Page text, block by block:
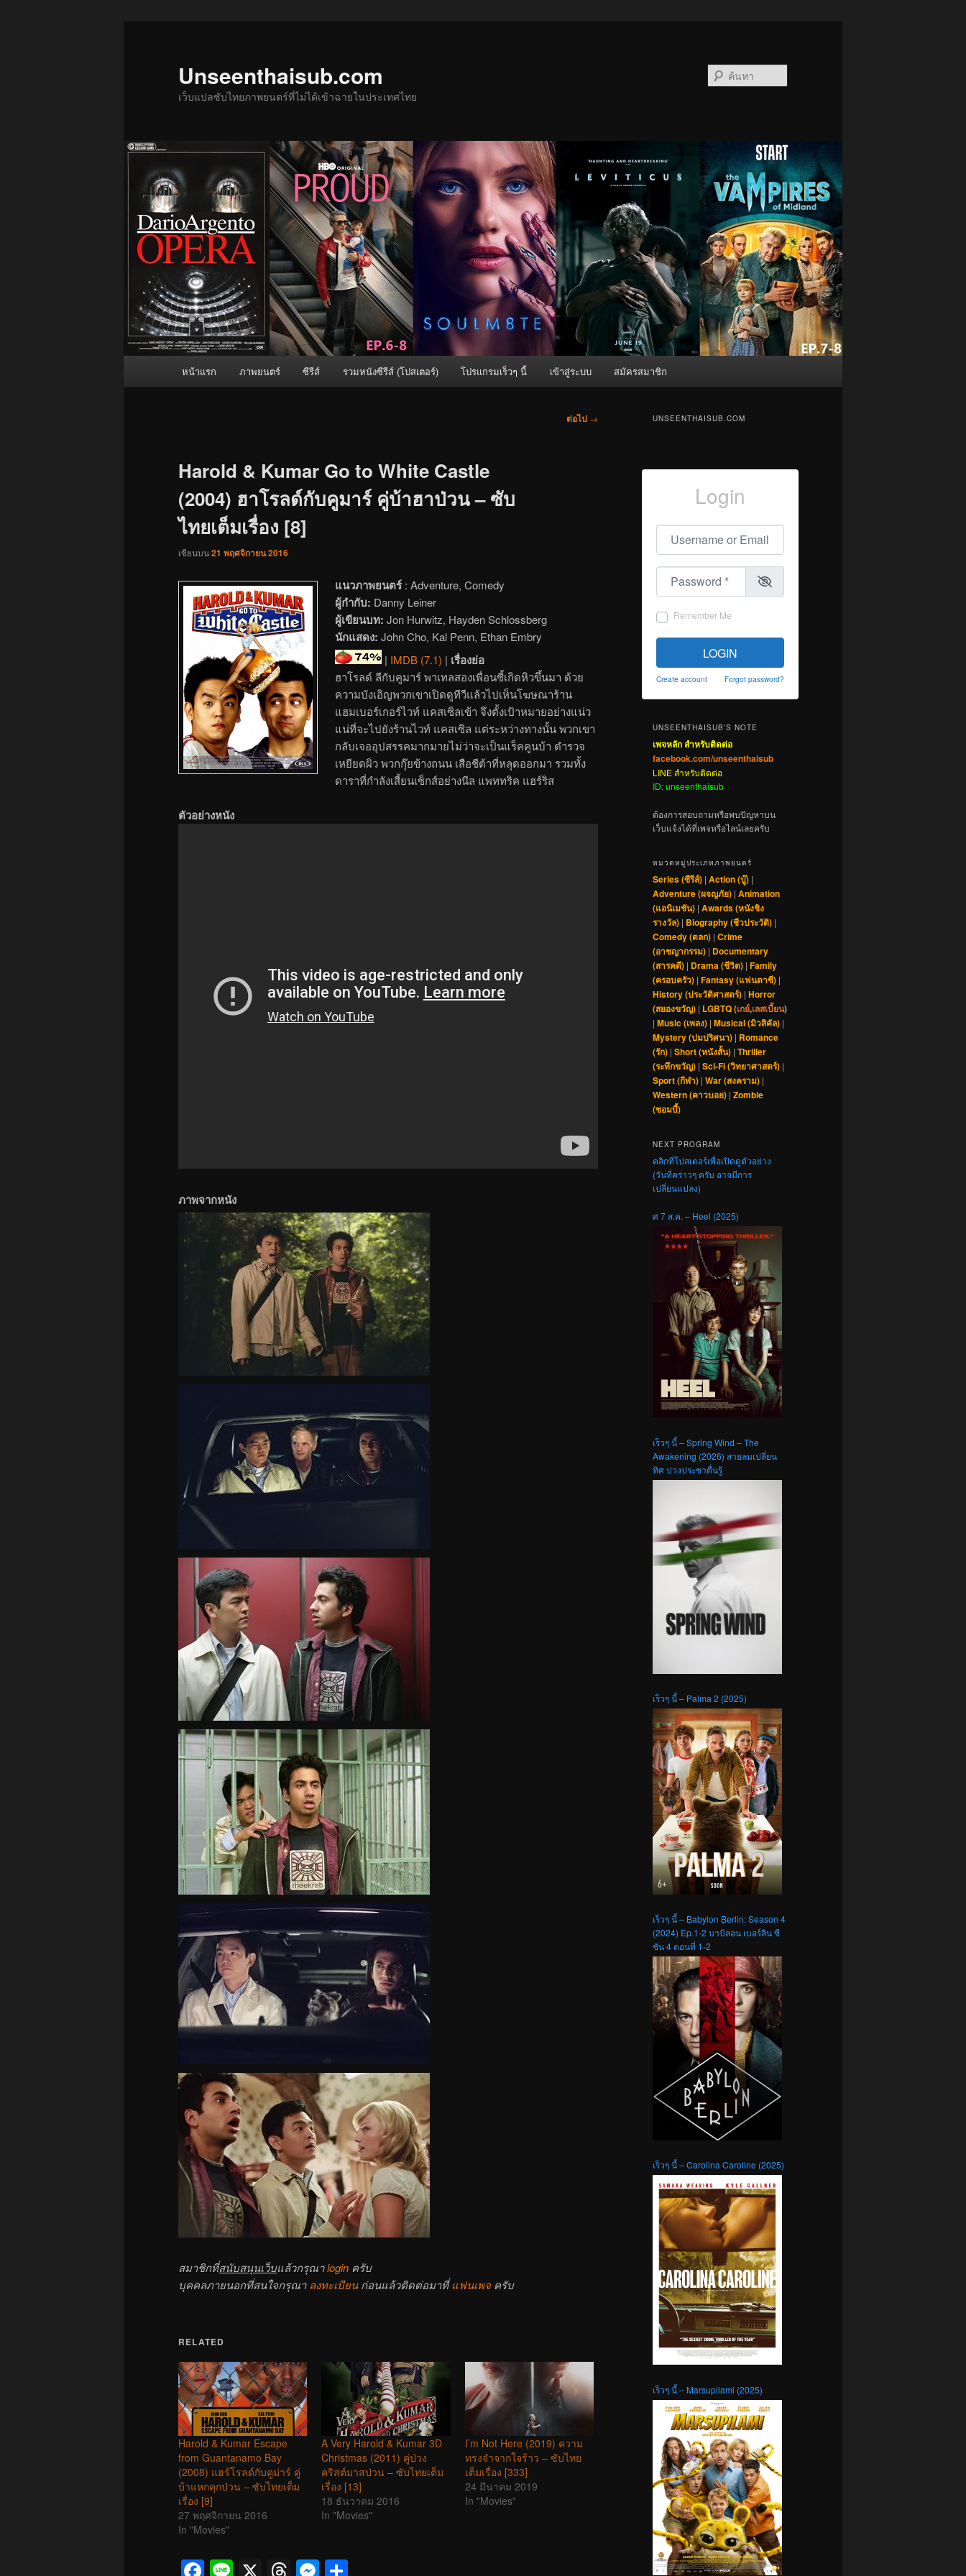
Unseenthaisub.com
เว็บแปลซับไทยภาพยนตร์ที่ไม่ได้เข้าฉายในประเทศไทย
หน้าแรก ภาพยนตร์ ซีรีส์ รวมหนังซีรีส์ (โปสเตอร์) โปรแกรมเร็วๆ นี้ เข้าสู่ระบบ สมัครสมาชิก
ต่อไป →
Harold & Kumar Go to White Castle
(2004) ฮาโรลด์กับคูมาร์ คู่บ้าฮาป่วน – ซับ
ไทยเต็มเรื่อง [8]
เขียนบน21 พฤศจิกายน 2016
แนวภาพยนตร์: Adventure, Comedy
ผู้กำกับ: Danny Leiner
ผู้เขียนบท: Jon Hurwitz, Hayden Schlossberg
นักแสดง: John Cho, Kal Penn, Ethan Embry
| IMDB (7.1) | เรื่องย่อ
ฮาโรลด์ ลีกับคูมาร์ พาเทลสองเพื่อนซี้เกิดหิวขึ้นมา ด้วย
ความบังเอิญพวกเขาเปิดดูทีวีแล้วไปเห็นโฆษณาร้าน
แฮมเบอร์เกอร์ไวท์ แคสเซิลเข้า จึงตั้งเป้าหมายอย่างแน่ว
แน่ที่จะไปยังร้านไวท์ แคสเซิล แต่ระหว่างทางนั้น พวกเขา
กลับเจออุปสรรคมากมายไม่ว่าจะเป็นแร็คคูนบ้า ตำรวจ
เหยียดผิว พวกกุ๊ยข้างถนน เสือชีต้าที่หลุดออกมา รวมทั้ง
ดาราที่กำลังเสี้ยนเซ็กส์อย่างนีล แพททริค แฮร์ริส
ตัวอย่างหนัง
ภาพจากหนัง
สมาชิกที่สนับสนุนเว็บแล้วกรุณาlogin ครับ
บุคคลภายนอกที่สนใจกรุณา ลงทะเบียนก่อนแล้วติดต่อมาที่แฟนเพจ ครับ
RELATED
Harold & Kumar Escape
from Guantanamo Bay
(2008) แฮร์โรลด์กับคูม่าร์ คู่
บ้าแหกคุกป่วน – ซับไทยเต็ม
เรื่อง [9]
27 พฤศจิกายน 2016
In "Movies"
A Very Harold & Kumar 3D
Christmas (2011) คู่ป่วง
คริสต์มาสป่วน – ซับไทยเต็ม
เรื่อง [13]
18 ธันวาคม 2016
In "Movies"
I’m Not Here (2019) ความ
ทรงจำจากใจร้าว – ซับไทย
เต็มเรื่อง [333]
24 มีนาคม 2019
In "Movies"
UNSEENTHAISUB.COM
Login
Username or Email
Password
Remember Me
LOGIN
Create account Forgot password?
UNSEENTHAISUB’S NOTE
เพจหลัก สำหรับติดต่อ
facebook.com/unseenthaisub
LINE สำหรับติดต่อ
ID: unseenthaisub
ต้องการสอบถามหรือพบปัญหาบน
เว็บแจ้งได้ที่เพจหรือไลน์เลยครับ
หมวดหมู่ประเภทภาพยนตร์
Series (ซีรีส์) | Action (บู๊) |
Adventure (ผจญภัย) | Animation
(แอนิเมชัน) | Awards (หนังชิง
รางวัล) | Biography (ชีวประวัติ) |
Comedy (ตลก) | Crime
(อาชญากรรม) | Documentary
(สารคดี) | Drama (ชีวิต) | Family
(ครอบครัว) | Fantasy (แฟนตาซี) |
History (ประวัติศาสตร์) | Horror
(สยองขวัญ) | LGBTQ (เกย์,เลสเบี้ยน)
| Music (เพลง) | Musical (มิวสิคัล) |
Mystery (ปมปริศนา) | Romance
(รัก) | Short (หนังสั้น) | Thriller
(ระทึกขวัญ) | Sci-Fi (วิทยาศาสตร์) |
Sport (กีฬา) | War (สงคราม) |
Western (คาวบอย) | Zombie
(ซอมบี้)
NEXT PROGRAM
คลิกที่โปสเตอร์เพื่อเปิดดูตัวอย่าง
(วันที่คร่าวๆ ครับ อาจมีการ
เปลี่ยนแปลง)
ศ 7 ส.ค. – Heel (2025)
เร็วๆ นี้ – Spring Wind – The
Awakening (2026) สายลมเปลี่ยน
ทิศ ปวงประชาตื่นรู้
เร็วๆ นี้ – Palma 2 (2025)
เร็วๆ นี้ – Babylon Berlin: Season 4
(2024) Ep.1-2 บาบิลอน เบอร์ลิน ซี
ซัน 4 ตอนที่ 1-2
เร็วๆ นี้ – Carolina Caroline (2025)
เร็วๆ นี้ – Marsupilami (2025)